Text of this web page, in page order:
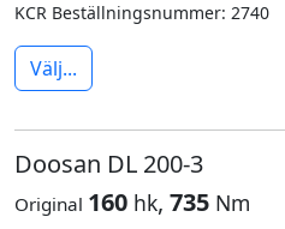
KCR Beställningsnummer: 2740
Välj...
Doosan DL 200-3
Original 160 hk, 735 Nm